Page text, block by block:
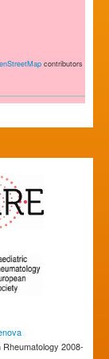
contributors
2008-